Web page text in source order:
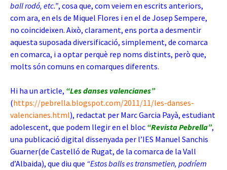
ball rodó, etc.”, cosa que, com veiem en escrits anteriors,
com ara, en els de Miquel Flores i en el de Josep Sempere,
no coincideixen. Això, clarament, ens porta a desmentir
aquesta suposada diversificació, simplement, de comarca
en comarca, i a optar perquè rep noms distints, però que,
molts són comuns en comarques diferents.
Hi ha un article, “Les danses valencianes”
(https://pebrella.blogspot.com/2011/11/les-danses-
valencianes.html), redactat per Marc Garcia Payà, estudiant
adolescent, que podem llegir en el bloc “Revista Pebrella”,
una publicació digital dissenyada per l’IES Manuel Sanchis
Guarner(de Castelló de Rugat, de la comarca de la Vall
d’Albaida), que diu que “Estos balls es transmetien, podríem